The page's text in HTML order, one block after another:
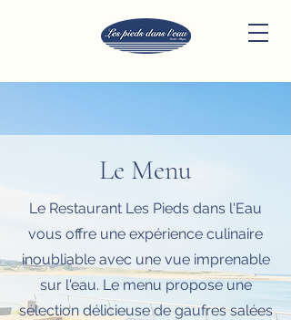
Le Menu
Le Restaurant Les Pieds dans l'Eau
vous offre une expérience culinaire
inoubliable avec une vue imprenable
sur l'eau. Le menu propose une
sélection délicieuse de gaufres salées